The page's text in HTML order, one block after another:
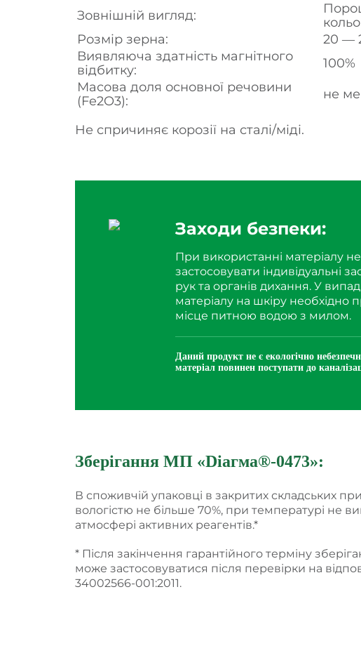
Зовнішній вигляд:
Розмір зерна:
20 ―
Виявляюча здатність магнітного
відбитку:
100%
Масова доля основної речовини
(Fe2O3):
не
Не спричиняє корозії на сталі/міді.
Заходи безпеки:
При використанні матеріалу
застосовувати індивідуальні
рук та органів дихання. У
матеріалу на шкіру необхідно
місце питною водою з милом.
Даний продукт не є екологічно
матеріал повинен поступати до
Зберігання МП «Dіагма®-0473»:
В споживчій упаковці в закритих складських
вологістю не більше 70%, при температурі не
атмосфері активних реагентів.*
* Після закінчення гарантійного терміну
може застосовуватися після перевірки на
34002566-001:2011.